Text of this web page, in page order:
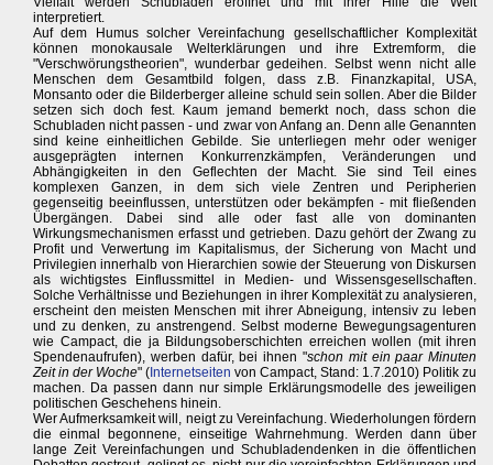
interpretiert.
Auf dem Humus solcher Vereinfachung gesellschaftlicher Komplexität
können monokausale Welterklärungen und ihre Extremform, die
"Verschwörungstheorien", wunderbar gedeihen. Selbst wenn nicht alle
Menschen dem Gesamtbild folgen, dass z.B. Finanzkapital, USA,
Monsanto oder die Bilderberger alleine schuld sein sollen. Aber die Bilder
setzen sich doch fest. Kaum jemand bemerkt noch, dass schon die
Schubladen nicht passen - und zwar von Anfang an. Denn alle Genannten
sind keine einheitlichen Gebilde. Sie unterliegen mehr oder weniger
ausgeprägten internen Konkurrenzkämpfen, Veränderungen und
Abhängigkeiten in den Geflechten der Macht. Sie sind Teil eines
komplexen Ganzen, in dem sich viele Zentren und Peripherien
gegenseitig beeinflussen, unterstützen oder bekämpfen - mit fließenden
Übergängen. Dabei sind alle oder fast alle von dominanten
Wirkungsmechanismen erfasst und getrieben. Dazu gehört der Zwang zu
Profit und Verwertung im Kapitalismus, der Sicherung von Macht und
Privilegien innerhalb von Hierarchien sowie der Steuerung von Diskursen
als wichtigstes Einflussmittel in Medien- und Wissensgesellschaften.
Solche Verhältnisse und Beziehungen in ihrer Komplexität zu analysieren,
erscheint den meisten Menschen mit ihrer Abneigung, intensiv zu leben
und zu denken, zu anstrengend. Selbst moderne Bewegungsagenturen
wie Campact, die ja Bildungsoberschichten erreichen wollen (mit ihren
Spendenaufrufen), werben dafür, bei ihnen "schon mit ein paar Minuten
Zeit in der Woche" ( Internetseiten von Campact, Stand: 1.7.2010) Politik zu
machen. Da passen dann nur simple Erklärungsmodelle des jeweiligen
politischen Geschehens hinein.
Wer Aufmerksamkeit will, neigt zu Vereinfachung. Wiederholungen fördern
die einmal begonnene, einseitige Wahrnehmung. Werden dann über
lange Zeit Vereinfachungen und Schubladendenken in die öffentlichen